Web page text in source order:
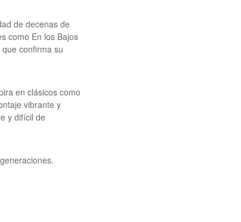
de decenas de
como En los Bajos
confirma su
en clásicos como
vibrante y
y difícil de